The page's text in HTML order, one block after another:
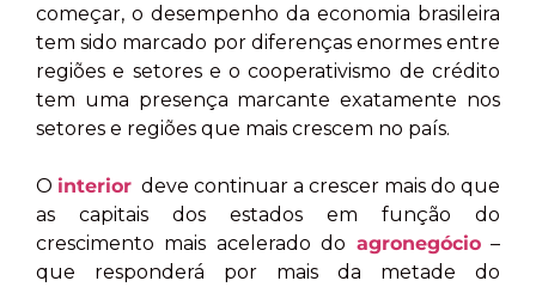
começar, o desempenho da economia brasileira
tem sido marcado por diferenças enormes entre
regiões e setores e o cooperativismo de crédito
tem uma presença marcante exatamente nos
setores e regiões que mais crescem no país.
O interior deve continuar a crescer mais do que
as capitais dos estados em função do
crescimento mais acelerado do agronegócio–
que responderá por mais da metade do